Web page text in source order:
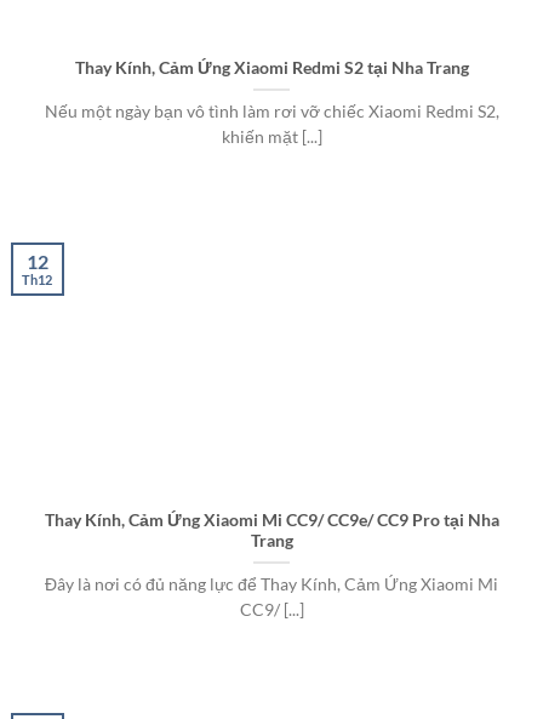
Thay Kính, Cảm Ứng Xiaomi Redmi S2 tại Nha Trang
Nếu một ngày bạn vô tình làm rơi vỡ chiếc Xiaomi Redmi S2,
khiến mặt [...]
Thay Kính, Cảm Ứng Xiaomi Mi CC9/ CC9e/ CC9 Pro tại Nha
Trang
Đây là nơi có đủ năng lực để Thay Kính, Cảm Ứng Xiaomi Mi
CC9/ [...]
12
Th12